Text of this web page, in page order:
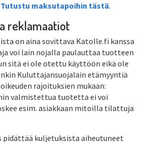
Tutustu maksutapoihin tästä.
reklamaatiot
on aina sovittava Katolle.fi kanssa
voi lain nojalla paulauttaa tuotteen
sitä ei ole otettu käyttöön eikä ole
Kuluttajansuojalain etämyyntiä
rajoituksien mukaan:
valmistettua tuotetta ei voi
esim. asiakkaan mitoilla tilattuja
pidättää kuljetuksista aiheutuneet